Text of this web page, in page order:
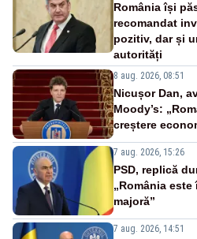
România își
recomandat
pozitiv, dar și
autorități
8 aug. 2026, 08:51
Nicușor Dan,
Moody’s:
creștere
7 aug. 2026, 15:26
PSD, replică
„România
majoră”
7 aug. 2026, 14:51